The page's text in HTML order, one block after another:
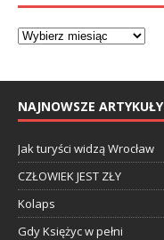
NAJNOWSZE ARTYKUŁY
Jak turyści widzą Wrocław
CZŁOWIEK JEST ZŁY
Kolaps
Gdy Księżyc w pełni